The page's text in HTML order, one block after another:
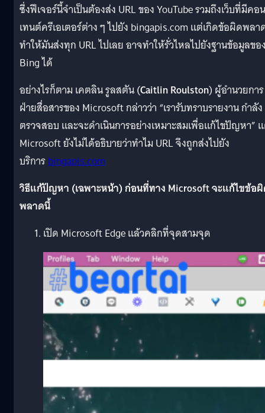
ซึ่งฟีเจอร์นี้จำเป็นต้องส่ง URL ของ YouTube รวมถึงเว็บที่มีคอน
เทนต์ครีเอเตอร์ต่าง ๆ ไปยัง bingapis.com แต่เกิดข้อผิดพลา
ทำให้มันส่งทุก URL ไปเลย อาจทำให้รั่วไหลไปยังฐานข้อมูลขอ
Bing ได้
อย่างไรก็ตาม เคตลิน รูลสตัน (Caitlin Roulston) ผู้อำนวยการ
ฝ่ายสื่อสารของ Microsoft กล่าวว่า “เรารับทราบรายงาน กำลัง
ตรวจสอบ และจะดำเนินการอย่างเหมาะสมเพื่อแก้ไขปัญหา”
Microsoft ยังไม่ได้อธิบายว่าทำไม URL จึงถูกส่งไปยัง
บริการbingapis.com
วิธีแก้ปัญหา (เฉพาะหน้า) ก่อนที่ทาง Microsoft จะแก้ไขข้อ
พลาดนี้
เปิด Microsoft Edge แล้วคลิกที่จุดสามจุด